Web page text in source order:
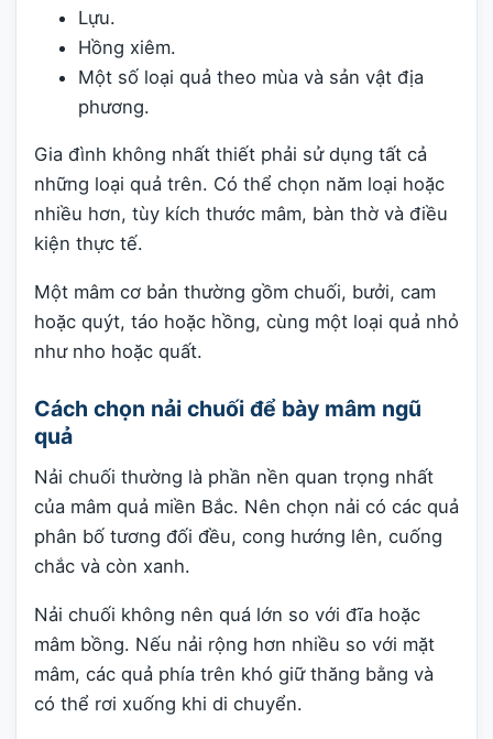
Lựu.
Hồng xiêm.
Một số loại quả theo mùa và sản vật địa
phương.
Gia đình không nhất thiết phải sử dụng tất cả
những loại quả trên. Có thể chọn năm loại hoặc
nhiều hơn, tùy kích thước mâm, bàn thờ và điều
kiện thực tế.
Một mâm cơ bản thường gồm chuối, bưởi, cam
hoặc quýt, táo hoặc hồng, cùng một loại quả nhỏ
như nho hoặc quất.
Cách chọn nải chuối để bày mâm ngũ
quả
Nải chuối thường là phần nền quan trọng nhất
của mâm quả miền Bắc. Nên chọn nải có các quả
phân bố tương đối đều, cong hướng lên, cuống
chắc và còn xanh.
Nải chuối không nên quá lớn so với đĩa hoặc
mâm bồng. Nếu nải rộng hơn nhiều so với mặt
mâm, các quả phía trên khó giữ thăng bằng và
có thể rơi xuống khi di chuyển.